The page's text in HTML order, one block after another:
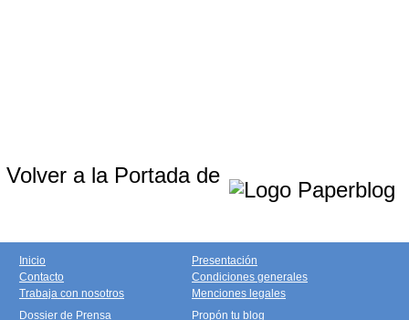
Volver a la Portada de
Inicio
Contacto
Trabaja con nosotros
Presentación
Condiciones generales
Menciones legales
Dossier de Prensa
Propón tu blog